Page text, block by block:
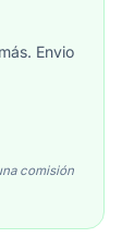
Envio
comisión